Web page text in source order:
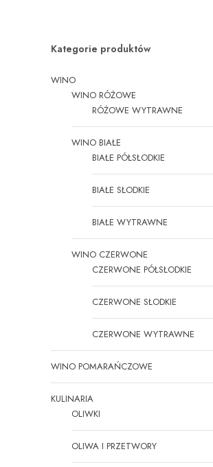
Kategorie produktów
WINO
WINO RÓŻOWE
RÓŻOWE WYTRAWNE
WINO BIAŁE
BIAŁE PÓŁSŁODKIE
BIAŁE SŁODKIE
BIAŁE WYTRAWNE
WINO CZERWONE
CZERWONE PÓŁSŁODKIE
CZERWONE SŁODKIE
CZERWONE WYTRAWNE
WINO POMARAŃCZOWE
KULINARIA
OLIWKI
OLIWA I PRZETWORY